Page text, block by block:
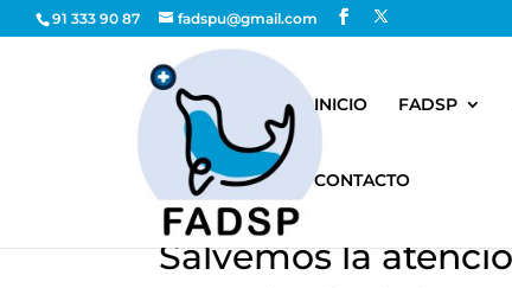
91 333 90 87 fadspu@gmail.com
INICIO FADSP
CONTACTO
Salvemos la